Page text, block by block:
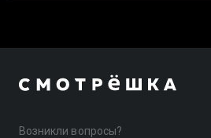
Возникли вопросы?